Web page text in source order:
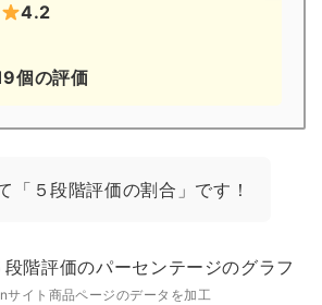
4.2
個の評価
「５段階評価の割合」です！
サイト商品ページのデータを加工